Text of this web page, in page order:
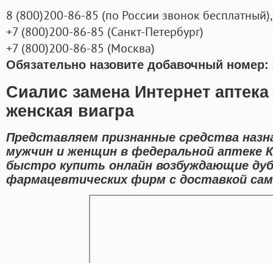
8 (800)200-86-85 (по России звонок бесплатный),
+7 (800)200-86-85 (Санкт-Петербург)
+7 (800)200-86-85 (Москва)
Обязательно назовите добавочный номер:
Сиалис замена Интернет
женская виагра
Представляем признанные средства
мужчин и женщин в федеральной аптеке
быстро купить онлайн возбуждающие
фармацевтических фирм с доставкой